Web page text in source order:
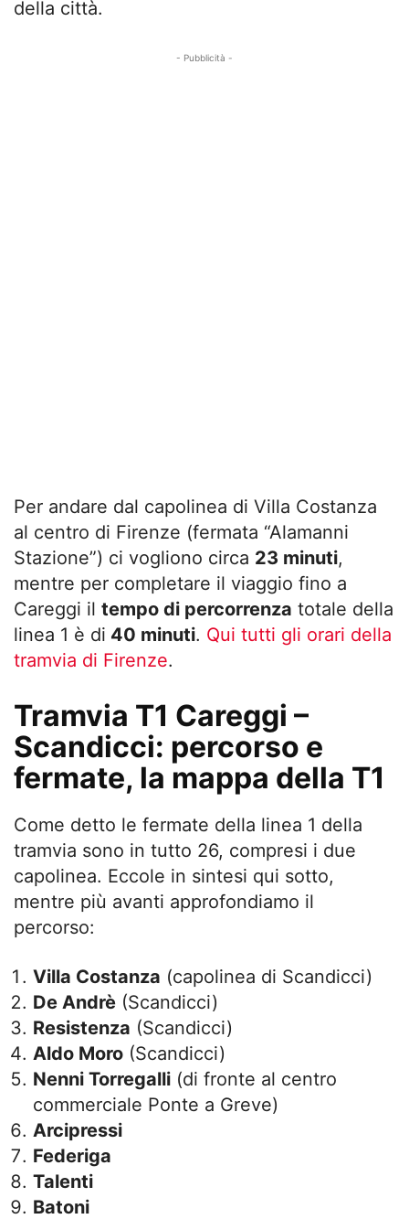
della città.
- Pubblicità -
Per andare dal capolinea di Villa Costanza
al centro di Firenze (fermata “Alamanni
Stazione”) ci vogliono circa 23 minuti,
mentre per completare il viaggio fino a
Careggi il tempo di percorrenza totale della
linea 1 è di 40 minuti. Qui tutti gli orari della
tramvia di Firenze.
Tramvia T1 Careggi –
Scandicci: percorso e
fermate, la mappa della T1
Come detto le fermate della linea 1 della
tramvia sono in tutto 26, compresi i due
capolinea. Eccole in sintesi qui sotto,
mentre più avanti approfondiamo il
percorso:
Villa Costanza (capolinea di Scandicci)
De Andrè (Scandicci)
Resistenza (Scandicci)
Aldo Moro (Scandicci)
Nenni Torregalli (di fronte al centro
commerciale Ponte a Greve)
Arcipressi
Federiga
Talenti
Batoni